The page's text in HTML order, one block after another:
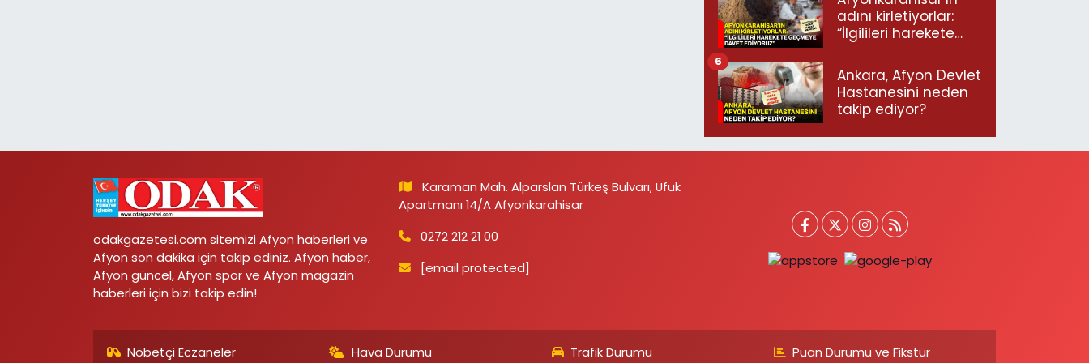
adını kirletiyorlar:
“İlgilileri harekete
ediyoruz”
Ankara, Afyon Devlet
Hastanesini neden
takip ediyor?
6
odakgazetesi.com sitemizi Afyon haberleri ve
Afyon son dakika için takip ediniz. Afyon haber,
Afyon güncel, Afyon spor ve Afyon magazin
haberleri için bizi takip edin!
Karaman Mah. Alparslan Türkeş Bulvarı, Ufuk
Apartmanı 14/A Afyonkarahisar
0272 212 21 00
[email protected]
Nöbetçi Eczaneler Hava Durumu Trafik Durumu Puan Durumu ve Fikstür